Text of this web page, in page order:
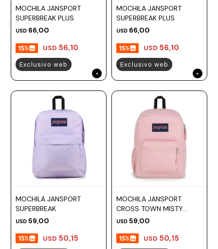
MOCHILA JANSPORT
SUPERBREAK PLUS
USD 66,00
USD 56,10
Exclusivo web
MOCHILA JANSPORT
SUPERBREAK PLUS
USD 66,00
USD 56,10
Exclusivo web
MOCHILA JANSPORT
SUPERBREAK
USD 59,00
USD 50,15
MOCHILA JANSPORT
CROSS TOWN MISTY
ROSE
USD 59,00
USD 50,15
Prune
Mistral
Camelbak
Lamy
Kaweco